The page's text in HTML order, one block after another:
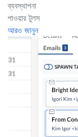
ব্যবস্থাপনা
পাওয়ার টুলস
আরও জানুন